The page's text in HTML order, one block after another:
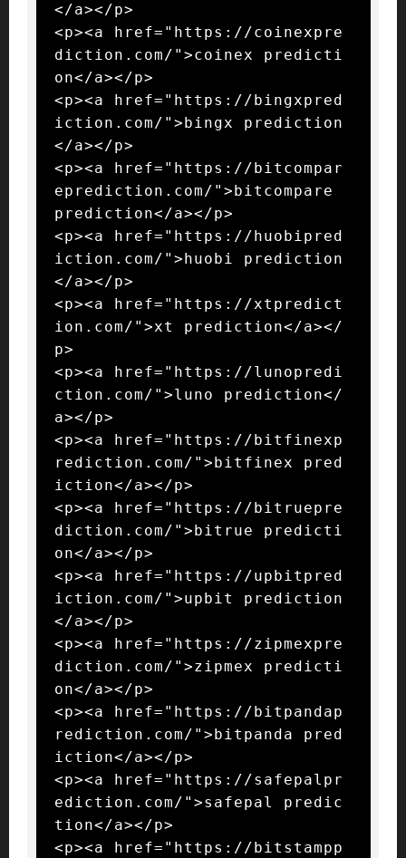
</a></p>
<p><a href="https://coinexpre
diction.com/">coinex predicti
on</a></p>
<p><a href="https://bingxpred
iction.com/">bingx prediction
</a></p>
<p><a href="https://bitcompar
eprediction.com/">bitcompare
prediction</a></p>
<p><a href="https://huobipred
iction.com/">huobi prediction
</a></p>
<p><a href="https://xtpredict
ion.com/">xt prediction</a></
p>
<p><a href="https://lunopredi
ction.com/">luno prediction</
a></p>
<p><a href="https://bitfinexp
rediction.com/">bitfinex pred
iction</a></p>
<p><a href="https://bitruepre
diction.com/">bitrue predicti
on</a></p>
<p><a href="https://upbitpred
iction.com/">upbit prediction
</a></p>
<p><a href="https://zipmexpre
diction.com/">zipmex predicti
on</a></p>
<p><a href="https://bitpandap
rediction.com/">bitpanda pred
iction</a></p>
<p><a href="https://safepalpr
ediction.com/">safepal predic
tion</a></p>
<p><a href="https://bitstampp